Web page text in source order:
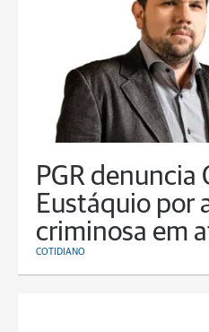
PGR denuncia
Eustáquio por
criminosa em
COTIDIANO